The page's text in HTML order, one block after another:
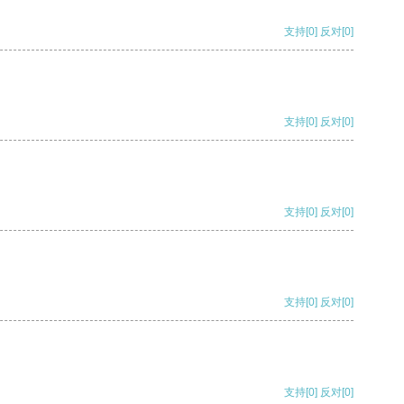
支持[0] 反对[0]
支持[0] 反对[0]
支持[0] 反对[0]
支持[0] 反对[0]
支持[0] 反对[0]